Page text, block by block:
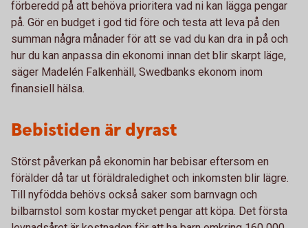
förberedd på att behöva prioritera vad ni kan lägga pengar
på. Gör en budget i god tid före och testa att leva på den
summan några månader för att se vad du kan dra in på och
hur du kan anpassa din ekonomi innan det blir skarpt läge,
säger Madelén Falkenhäll, Swedbanks ekonom inom
finansiell hälsa.
Bebistiden är dyrast
Störst påverkan på ekonomin har bebisar eftersom en
förälder då tar ut föräldraledighet och inkomsten blir lägre.
Till nyfödda behövs också saker som barnvagn och
bilbarnstol som kostar mycket pengar att köpa. Det första